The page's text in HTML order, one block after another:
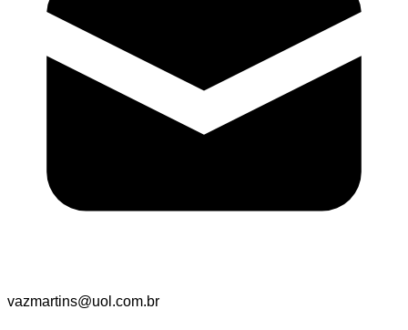
vazmartins@uol.com.br